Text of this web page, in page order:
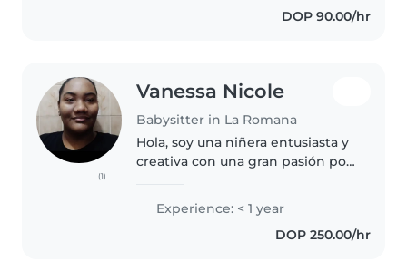
DOP 90.00/hr
(1)
Vanessa Nicole
Babysitter in La Romana
Hola, soy una niñera entusiasta y
creativa con una gran pasión por
tengo 0 años de experiencia, me
encanta pasar tiempo con los
niños y estoy especialmente..
Experience: < 1 year
DOP 250.00/hr